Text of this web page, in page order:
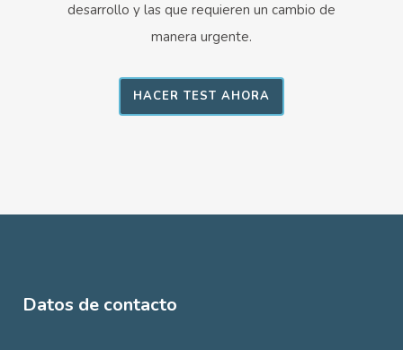
desarrollo y las que requieren un cambio de
manera urgente.
HACER TEST AHORA
Datos de contacto